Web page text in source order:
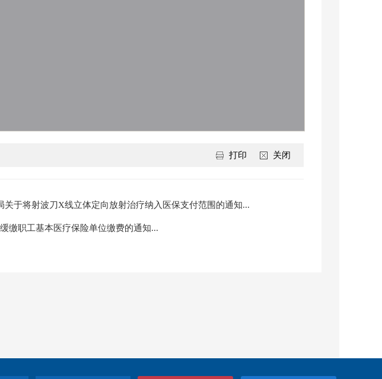
关闭
打印
关于将射波刀X线立体定向放射治疗纳入医保支付范围的通知...
缴职工基本医疗保险单位缴费的通知...